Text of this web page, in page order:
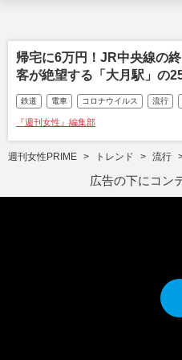
帰宅に6万円！JR中央線の
客が絶望する「大月駅」の
鉄道 電車 コロナウイルス 流行
『週刊女性』編集部
週刊女性PRIME トレンド 流行
広告の下にコン